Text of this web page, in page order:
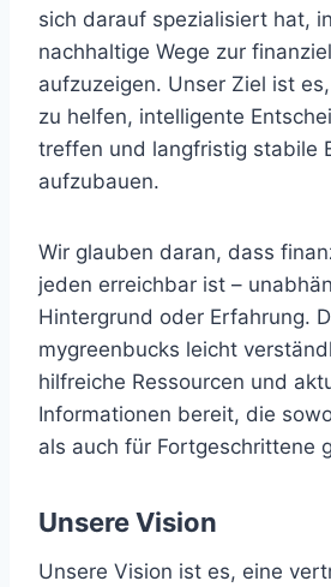
sich darauf spezialisiert hat,
nachhaltige Wege zur
aufzuzeigen. Unser Ziel ist
zu helfen, intelligente
treffen und langfristig stabile
aufzubauen.
Wir glauben daran, dass
jeden erreichbar ist –
Hintergrund oder Erfahrung.
mygreenbucks leicht
hilfreiche Ressourcen und
Informationen bereit, die
als auch für Fortgeschrittene
Unsere Vision
Unsere Vision ist es, eine